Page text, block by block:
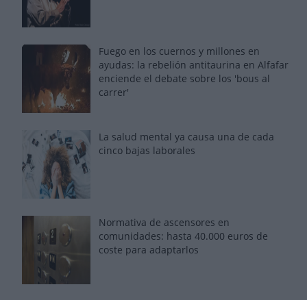
Fuego en los cuernos y millones en
ayudas: la rebelión antitaurina en Alfafar
enciende el debate sobre los 'bous al
carrer'
La salud mental ya causa una de cada
cinco bajas laborales
Normativa de ascensores en
comunidades: hasta 40.000 euros de
coste para adaptarlos